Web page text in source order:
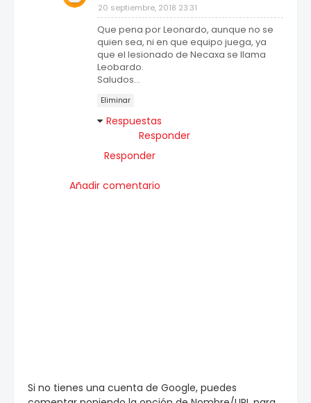
20 septiembre, 2018 23:31
Que pena por Leonardo, aunque no se
quien sea, ni en que equipo juega, ya
que el lesionado de Necaxa se llama
Leobardo.
Saludos...
Eliminar
Respuestas
Responder
Responder
Añadir comentario
Si no tienes una cuenta de Google, puedes